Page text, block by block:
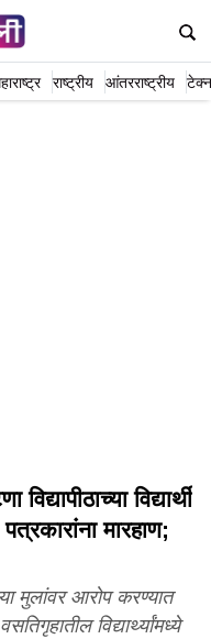
राष्ट्रीय आंतरराष्ट्रीय
विद्यार्थी
मारहाण;
मुलांवर आरोप करण्यात
विद्यार्थ्यांमध्ये